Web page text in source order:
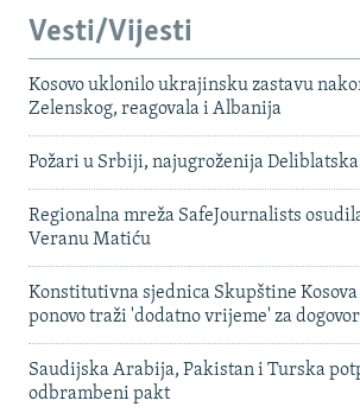
Vesti/Vijesti
Kosovo uklonilo ukrajinsku zastavu
Zelenskog, reagovala i Albanija
Požari u Srbiji, najugroženija
Regionalna mreža SafeJournalists
Veranu Matiću
Konstitutivna sjednica Skupštine
ponovo traži 'dodatno vrijeme' za dogovor
Saudijska Arabija, Pakistan i Turska
odbrambeni pakt